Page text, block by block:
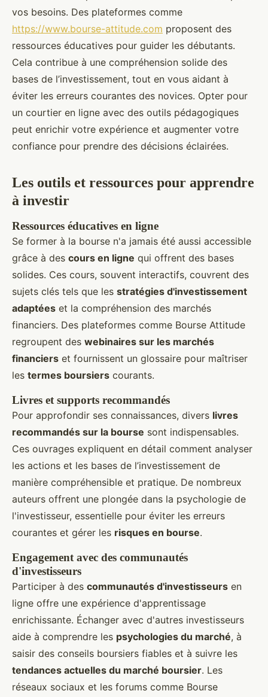
vos besoins. Des plateformes comme
https://www.bourse-attitude.com proposent des
ressources éducatives pour guider les débutants.
Cela contribue à une compréhension solide des
bases de l’investissement, tout en vous aidant à
éviter les erreurs courantes des novices. Opter pour
un courtier en ligne avec des outils pédagogiques
peut enrichir votre expérience et augmenter votre
confiance pour prendre des décisions éclairées.
Les outils et ressources pour apprendre
à investir
Ressources éducatives en ligne
Se former à la bourse n'a jamais été aussi accessible
grâce à des cours en ligne qui offrent des bases
solides. Ces cours, souvent interactifs, couvrent des
sujets clés tels que les stratégies d'investissement
adaptées et la compréhension des marchés
financiers. Des plateformes comme Bourse Attitude
regroupent des webinaires sur les marchés
financiers et fournissent un glossaire pour maîtriser
les termes boursiers courants.
Livres et supports recommandés
Pour approfondir ses connaissances, divers livres
recommandés sur la bourse sont indispensables.
Ces ouvrages expliquent en détail comment analyser
les actions et les bases de l’investissement de
manière compréhensible et pratique. De nombreux
auteurs offrent une plongée dans la psychologie de
l'investisseur, essentielle pour éviter les erreurs
courantes et gérer les risques en bourse.
Engagement avec des communautés
d'investisseurs
Participer à des communautés d'investisseurs en
ligne offre une expérience d'apprentissage
enrichissante. Échanger avec d'autres investisseurs
aide à comprendre les psychologies du marché, à
saisir des conseils boursiers fiables et à suivre les
tendances actuelles du marché boursier. Les
réseaux sociaux et les forums comme Bourse